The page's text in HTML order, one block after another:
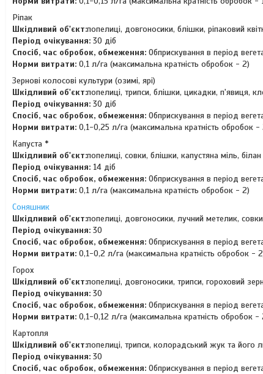
Ріпак
Шкiдливий об'єкт:попелиці, довгоносики, блішки, ріпаковий
Період очікування: 30 діб
Спосіб, час обробок, обмеження: Обприскування в період
Норми витрати: 0,1 л/га (максимальна кратність обробок - 2)
Зернові колосові культури (озимі, ярі)
Шкiдливий об'єкт:попелиці, трипси, блішки, цикадки, п'явиця,
Період очікування: 30 діб
Спосіб, час обробок, обмеження: Обприскування в період
Норми витрати: 0,1-0,25 л/га (максимальна кратність обробок -
Капуста *
Шкiдливий об'єкт:попелиці, совки, блішки, капустяна міль,
Період очікування: 14 діб
Спосіб, час обробок, обмеження: Обприскування в період
Норми витрати: 0,1 л/га (максимальна кратність обробок - 2)
Соняшник
Шкiдливий об'єкт:попелиці, довгоносики, лучний метелик,
Період очікування: 30
Спосіб, час обробок, обмеження: Обприскування в період
Норми витрати: 0,1-0,2 л/га (максимальна кратність обробок -
Горох
Шкiдливий об'єкт:попелиці, довгоносики, трипси, гороховий
Період очікування: 30
Спосіб, час обробок, обмеження: Обприскування в період
Норми витрати: 0,1-0,12 л/га (максимальна кратність обробок -
Картопля
Шкiдливий об'єкт:попелиці, трипси, колорадський жук та його
Період очікування: 30
Спосіб, час обробок, обмеження: Обприскування в період